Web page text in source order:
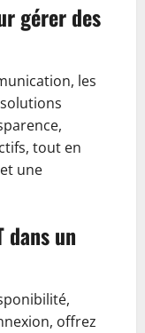
gérer des
les
tout en
une
dans un
offrez